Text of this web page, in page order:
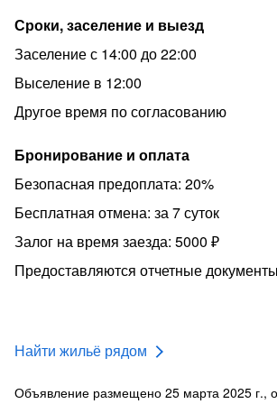
Сроки, заселение и выезд
Заселение с 14:00 до 22:00
Выселение в 12:00
Другое время по согласованию
Бронирование и оплата
Безопасная предоплата: 20%
Бесплатная отмена: за 7 суток
Залог на время заезда: 5000 ₽
Предоставляются отчетные документы
Найти жильё рядом
Объявление размещено 25 марта 2025 г.,